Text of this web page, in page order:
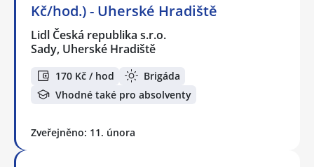
Kč/hod.) - Uherské Hradiště
Lidl Česká republika s.r.o.
Sady, Uherské Hradiště
170 Kč / hod
Brigáda
Vhodné také pro absolventy
Zveřejněno: 11. února